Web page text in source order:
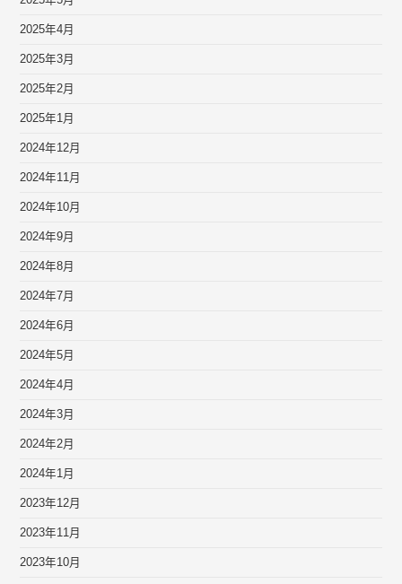
2025年4月
2025年3月
2025年2月
2025年1月
2024年12月
2024年11月
2024年10月
2024年9月
2024年8月
2024年7月
2024年6月
2024年5月
2024年4月
2024年3月
2024年2月
2024年1月
2023年12月
2023年11月
2023年10月